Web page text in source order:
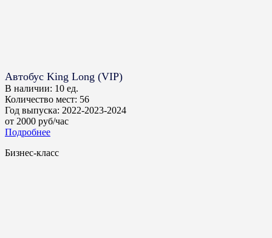
Автобус King Long (VIP)
В наличии: 10 ед.
Количество мест: 56
Год выпуска: 2022-2023-2024
от 2000 руб/час
Подробнее
Бизнес-класс